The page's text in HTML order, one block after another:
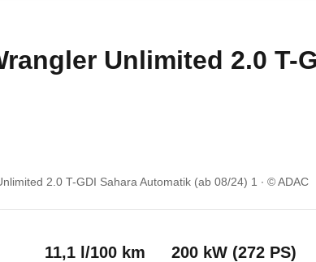
Unlimited 2.0 T-
2.0 T-GDI Sahara Automatik (ab 08/24) 1 © ADAC
11,1 l/100 km 200 kW (272 PS)